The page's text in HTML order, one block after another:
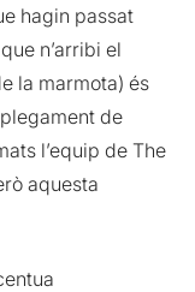
hagin passat
n’arribi el
la marmota) és
de
l’equip de The
aquesta